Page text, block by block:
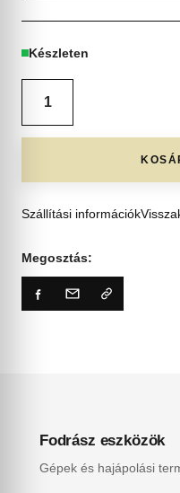
Készleten
Szállítási információk
Megosztás:
Fodrász eszközök
Gépek és hajápolási